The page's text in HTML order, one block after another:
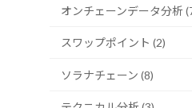
オンチェーンデータ分析
スワップポイント (2)
ソラナチェーン (8)